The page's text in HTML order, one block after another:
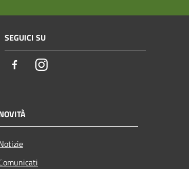
SEGUICI SU
FacebookInstagram